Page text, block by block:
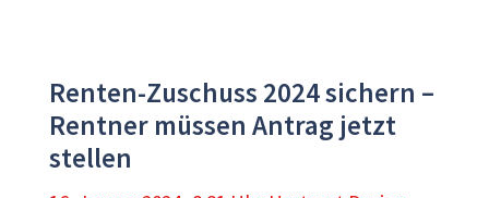
Renten-Zuschuss 2024 sichern –
Rentner müssen Antrag jetzt
stellen